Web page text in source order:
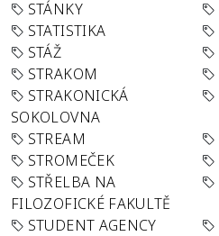
STÁNKY
STATISTIKA
STÁŽ
STRAKOM
STRAKONICKÁ
SOKOLOVNA
STREAM
STROMEČEK
STŘELBA NA
FILOZOFICKÉ FAKULTĚ
STUDENT AGENCY